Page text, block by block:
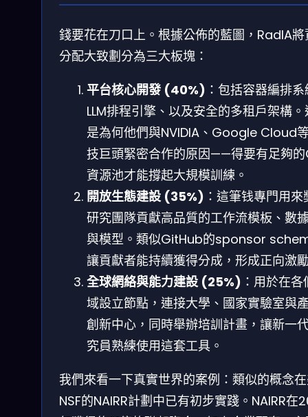
錢要花在刀口上。根據公佈的藍圖，RadIA將
分配大致劃分為三大板塊：
平台核心開發 (40%) ：包括容器編排
LLM排程引擎、以及安全的多租戶架構
是為何他們與NVIDIA、Google Cloud
技巨頭緊密合作的原因——得要有足夠的
資源池才能撐起大規模訓練。
開放生態建設 (35%) ：這筆钱專門用來
研究團隊貢獻高品質的工作流模板、數
與模型。類似GitHub的sponsor
讓貢獻者能持續獲得分成，形成正向激
全球網絡與能力建設 (25%) ：用於在各
域設立節點，連接大學、國家實驗室與
創新中心，同時舉辦培訓計畫，讓新一
究員熟練使用這套工具。
我們來看一下真實世界的案例：類似的概念
NSF的NAIRR計劃中已有初步實踐。NAIRR在